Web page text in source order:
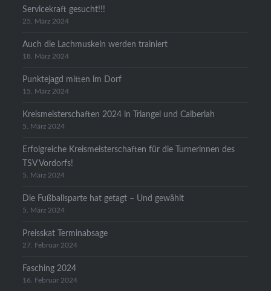
Servicekraft gesucht!!!
25. März 2024
Auch die Lachmuskeln werden trainiert
18. März 2024
Punktejagd mitten im Dorf
15. März 2024
Kreismeisterschaften 2024 in Triangel und Calberlah
5. März 2024
Erfolgreiche Kreismeisterschaften für die Turnerinnen des
TSV Vordorfs!
5. März 2024
Die Fußballsparte hat getagt – Und gewählt
5. März 2024
Preisskat Terminabsage
27. Februar 2024
Fasching 2024
16. Februar 2024